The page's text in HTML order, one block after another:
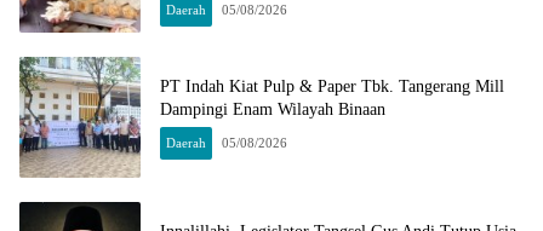
Daerah 05/08/2026
PT Indah Kiat Pulp & Paper Tbk. Tangerang Mill
Dampingi Enam Wilayah Binaan
Daerah 05/08/2026